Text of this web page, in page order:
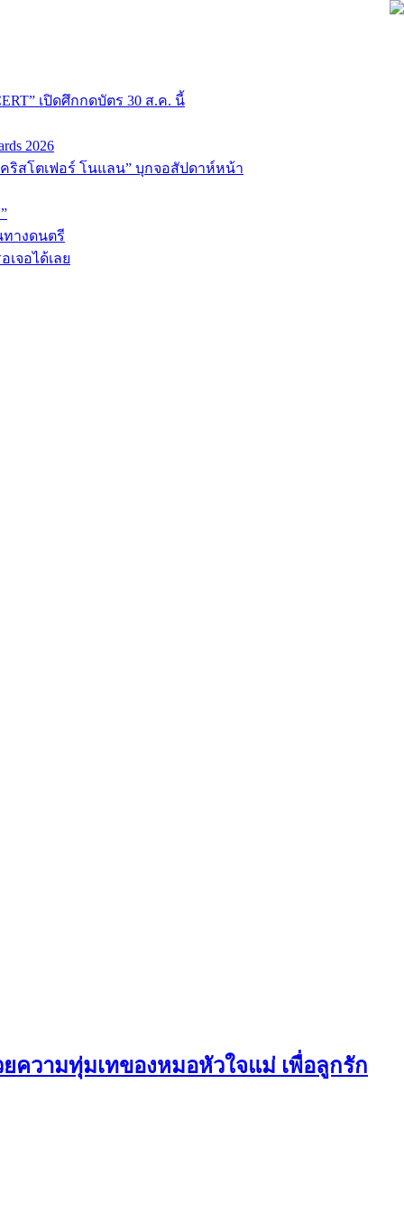
เปิดศึกกดบัตร 30 ส.ค. นี้
2026
คริสโตเฟอร์ โนแลน” บุกจอสัปดาห์หน้า
ทางดนตรี
จอได้เลย
ความทุ่มเทของหมอหัวใจแม่ เพื่อลูกรัก